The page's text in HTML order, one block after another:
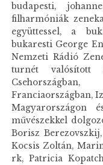
budapesti,
filharmóniák
együttessel, a
bukaresti George
Nemzeti Rádió
turnét valósított
Csehországban,
Franciaországban,
Magyarországon
művészekkel
Borisz
Kocsis Zoltán,
rk, Patricia